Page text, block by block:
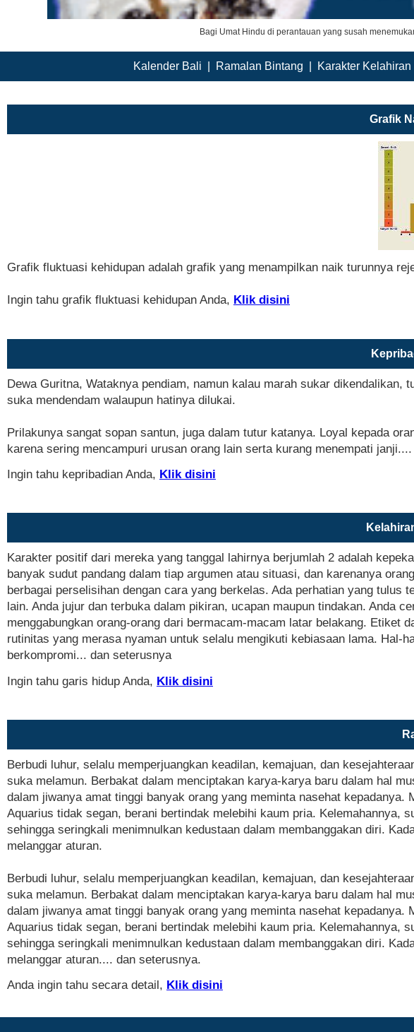
Bagi Umat Hindu di perantauan yang susah
Kalender Bali Ramalan Bintang Karakter Kelahiran
Grafik
Grafik fluktuasi kehidupan adalah grafik yang menampilkan naik turunnya
Ingin tahu grafik fluktuasi kehidupan Anda, Klik disini
Dewa Guritna, Wataknya pendiam, namun kalau marah sukar
suka mendendam walaupun hatinya dilukai.
Prilakunya sangat sopan santun, juga dalam tutur katanya. Loyal kepada
karena sering mencampuri urusan orang lain serta kurang menempati
Ingin tahu kepribadian Anda, Klik disini
Karakter positif dari mereka yang tanggal lahirnya berjumlah 2 adalah
banyak sudut pandang dalam tiap argumen atau situasi, dan karenanya
berbagai perselisihan dengan cara yang berkelas. Ada perhatian yang
lain. Anda jujur dan terbuka dalam pikiran, ucapan maupun tindakan. Anda
menggabungkan orang-orang dari bermacam-macam latar belakang. Etiket
rutinitas yang merasa nyaman untuk selalu mengikuti kebiasaan lama. Hal-
berkompromi... dan seterusnya
Ingin tahu garis hidup Anda, Klik disini
Berbudi luhur, selalu memperjuangkan keadilan, kemajuan, dan
suka melamun. Berbakat dalam menciptakan karya-karya baru dalam hal
dalam jiwanya amat tinggi banyak orang yang meminta nasehat
Aquarius tidak segan, berani bertindak melebihi kaum pria. Kelemahannya,
sehingga seringkali menimnulkan kedustaan dalam membanggakan diri.
melanggar aturan.
Berbudi luhur, selalu memperjuangkan keadilan, kemajuan, dan
suka melamun. Berbakat dalam menciptakan karya-karya baru dalam hal
dalam jiwanya amat tinggi banyak orang yang meminta nasehat
Aquarius tidak segan, berani bertindak melebihi kaum pria. Kelemahannya,
sehingga seringkali menimnulkan kedustaan dalam membanggakan diri.
melanggar aturan.... dan seterusnya.
Anda ingin tahu secara detail, Klik disini